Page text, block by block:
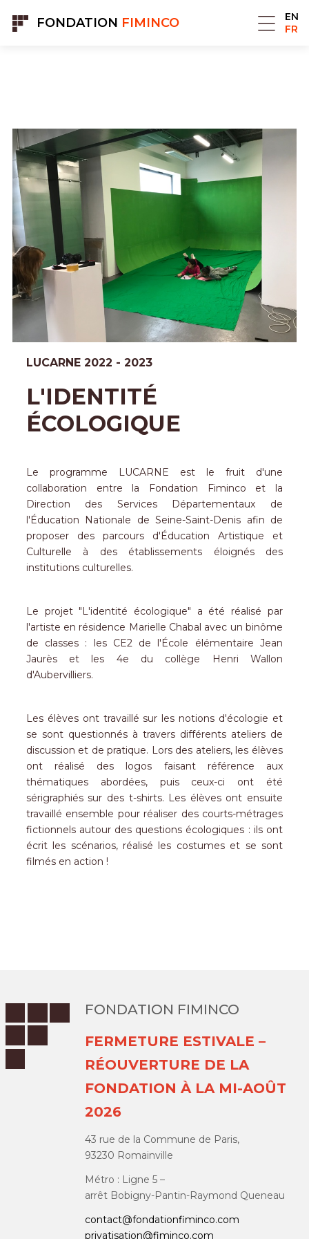
FONDATION FIMINCO
EN
FR
LUCARNE 2022 - 2023
L'IDENTITÉ
ÉCOLOGIQUE
Le programme LUCARNE est le fruit d'une
collaboration entre la Fondation Fiminco et la
Direction des Services Départementaux de
l'Éducation Nationale de Seine-Saint-Denis afin de
proposer des parcours d'Éducation Artistique et
Culturelle à des établissements éloignés des
institutions culturelles.
Le projet "L'identité écologique" a été réalisé par
l'artiste en résidence Marielle Chabal avec un binôme
de classes : les CE2 de l'École élémentaire Jean
Jaurès et les 4e du collège Henri Wallon
d'Aubervilliers.
Les élèves ont travaillé sur les notions d'écologie et
se sont questionnés à travers différents ateliers de
discussion et de pratique. Lors des ateliers, les élèves
ont réalisé des logos faisant référence aux
thématiques abordées, puis ceux-ci ont été
sérigraphiés sur des t-shirts. Les élèves ont ensuite
travaillé ensemble pour réaliser des courts-métrages
fictionnels autour des questions écologiques : ils ont
écrit les scénarios, réalisé les costumes et se sont
filmés en action !
FONDATION FIMINCO
FERMETURE ESTIVALE –
RÉOUVERTURE DE LA
FONDATION À LA MI-AOÛT
2026
43 rue de la Commune de Paris,
93230 Romainville
Métro : Ligne 5 –
arrêt Bobigny-Pantin-Raymond Queneau
contact@fondationfiminco.com
privatisation@fiminco.com